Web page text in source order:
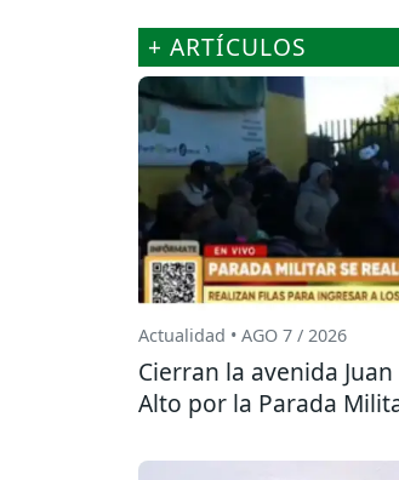
+ ARTÍCULOS
Actualidad • AGO 7 / 2026
Cierran la avenida
Alto por la Parada